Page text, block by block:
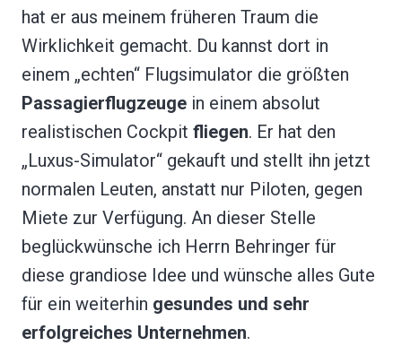
hat er aus meinem früheren Traum die
Wirklichkeit gemacht. Du kannst dort in
einem „echten“ Flugsimulator die größten
Passagierflugzeuge in einem absolut
realistischen Cockpit fliegen. Er hat den
„Luxus-Simulator“ gekauft und stellt ihn jetzt
normalen Leuten, anstatt nur Piloten, gegen
Miete zur Verfügung. An dieser Stelle
beglückwünsche ich Herrn Behringer für
diese grandiose Idee und wünsche alles Gute
für ein weiterhin gesundes und sehr
erfolgreiches Unternehmen.